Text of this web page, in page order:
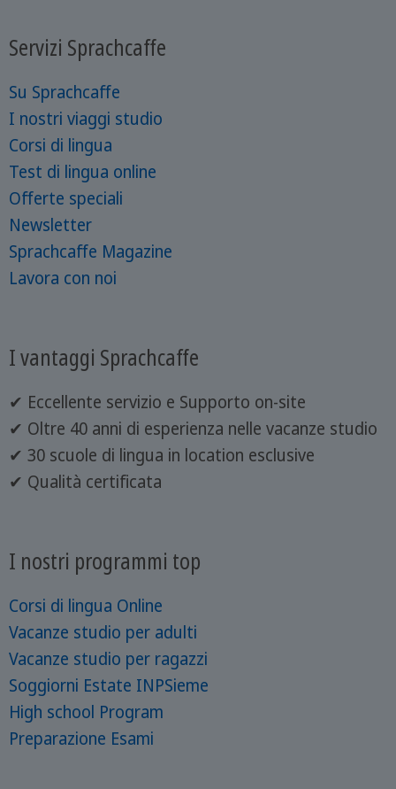
Servizi Sprachcaffe
Su Sprachcaffe
I nostri viaggi studio
Corsi di lingua
Test di lingua online
Offerte speciali
Newsletter
Sprachcaffe Magazine
Lavora con noi
I vantaggi Sprachcaffe
✔ Eccellente servizio e Supporto on-site
✔ Oltre 40 anni di esperienza nelle vacanze studio
✔ 30 scuole di lingua in location esclusive
✔ Qualità certificata
I nostri programmi top
Corsi di lingua Online
Vacanze studio per adulti
Vacanze studio per ragazzi
Soggiorni Estate INPSieme
High school Program
Preparazione Esami